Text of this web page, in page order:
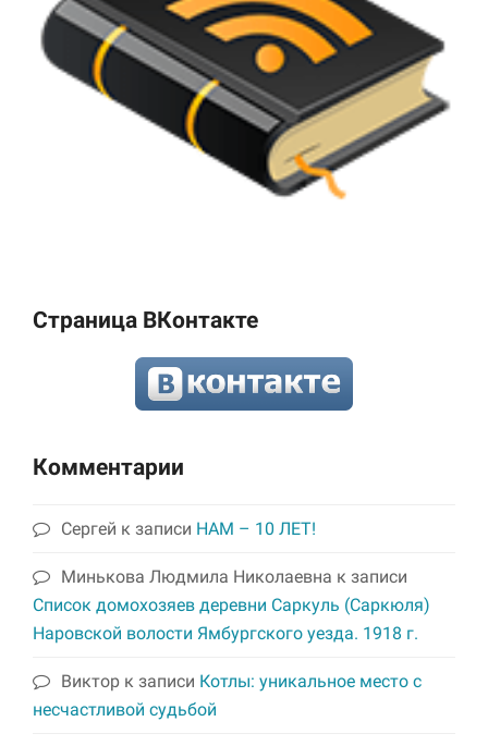
Страница ВКонтакте
Комментарии
Сергей к записи НАМ – 10 ЛЕТ!
Минькова Людмила Николаевна к записи
Список домохозяев деревни Саркуль (Саркюля)
Наровской волости Ямбургского уезда. 1918 г.
Виктор к записи Котлы: уникальное место с
несчастливой судьбой